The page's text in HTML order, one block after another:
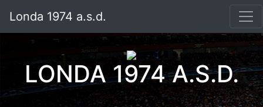
Londa 1974 a.s.d.
LONDA 1974 A.S.D.